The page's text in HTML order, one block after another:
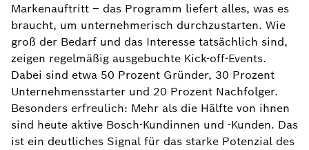
Markenauftritt – das Programm liefert alles, was es
braucht, um unternehmerisch durchzustarten. Wie
groß der Bedarf und das Interesse tatsächlich sind,
zeigen regelmäßig ausgebuchte Kick-off-Events.
Dabei sind etwa 50 Prozent Gründer, 30 Prozent
Unternehmensstarter und 20 Prozent Nachfolger.
Besonders erfreulich: Mehr als die Hälfte von ihnen
sind heute aktive Bosch-Kundinnen und -Kunden. Das
ist ein deutliches Signal für das starke Potenzial des